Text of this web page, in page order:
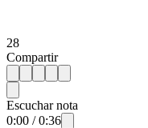
28
Compartir
Escuchar nota
0:00 /0:36